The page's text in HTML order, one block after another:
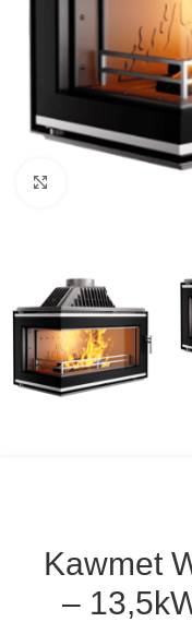
Kawmet
–